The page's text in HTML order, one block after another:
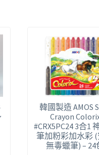
韓國製造 AMOS
Crayon
#CRX5PC24 3合1
筆加粉彩加水彩
無毒蠟筆) – 24